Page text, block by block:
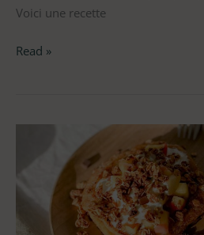
Voici une recette
Read »
doré